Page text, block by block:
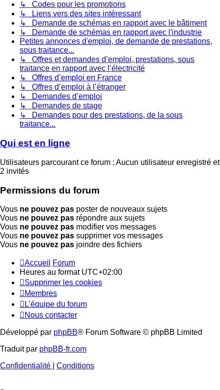
↳ Codes pour les promotions
↳ Liens vers des sites intéressant
↳ Demande de schémas en rapport avec le bâtiment
↳ Demande de schémas en rapport avec l'industrie
Petites annonces d'emploi, de demande de prestations,
sous traitance...
↳ Offres et demandes d’emploi, prestations, sous
traitance en rapport avec l’électricité
↳ Offres d’emploi en France
↳ Offres d’emploi à l’étranger
↳ Demandes d’emploi
↳ Demandes de stage
↳ Demandes pour des prestations, de la sous
traitance...
Qui est en ligne
Utilisateurs parcourant ce forum : Aucun utilisateur enregistré et
2 invités
Permissions du forum
Vous ne pouvez pas poster de nouveaux sujets
Vous ne pouvez pas répondre aux sujets
Vous ne pouvez pas modifier vos messages
Vous ne pouvez pas supprimer vos messages
Vous ne pouvez pas joindre des fichiers
Accueil
Forum
Heures au format UTC+02:00
Supprimer les cookies
Membres
L’équipe du forum
Nous contacter
Développé par phpBB® Forum Software © phpBB Limited
Traduit par phpBB-fr.com
Confidentialité
Conditions